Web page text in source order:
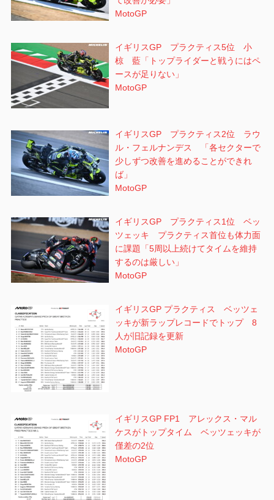
MotoGP
イギリスGP プラクティス5位 小
椋 藍「トップライダーと戦うにはペ
ースが足りない」
MotoGP
イギリスGP プラクティス2位 ラウ
ル・フェルナンデス 「各セクターで
少しずつ改善を進めることができれ
ば」
MotoGP
イギリスGP プラクティス1位 ベッ
ツェッキ プラクティス首位も体力面
に課題「5周以上続けてタイムを維持
するのは厳しい」
MotoGP
イギリスGP プラクティス ベッツェ
ッキが新ラップレコードでトップ 8
人が旧記録を更新
MotoGP
イギリスGP FP1 アレックス・マル
ケスがトップタイム ベッツェッキが
僅差の2位
MotoGP